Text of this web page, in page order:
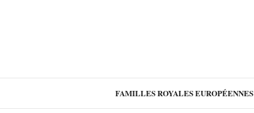
FAMILLES ROYALES EUROPÉENNES